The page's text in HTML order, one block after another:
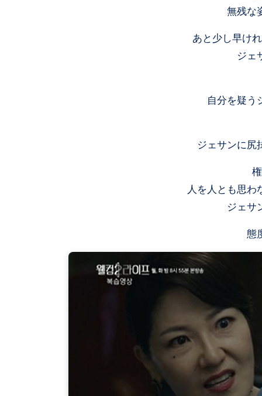
無残な
あと少し早け
ジェ
自分を疑う
ジェサンに尻
人を人とも思わ
ジェサ
態